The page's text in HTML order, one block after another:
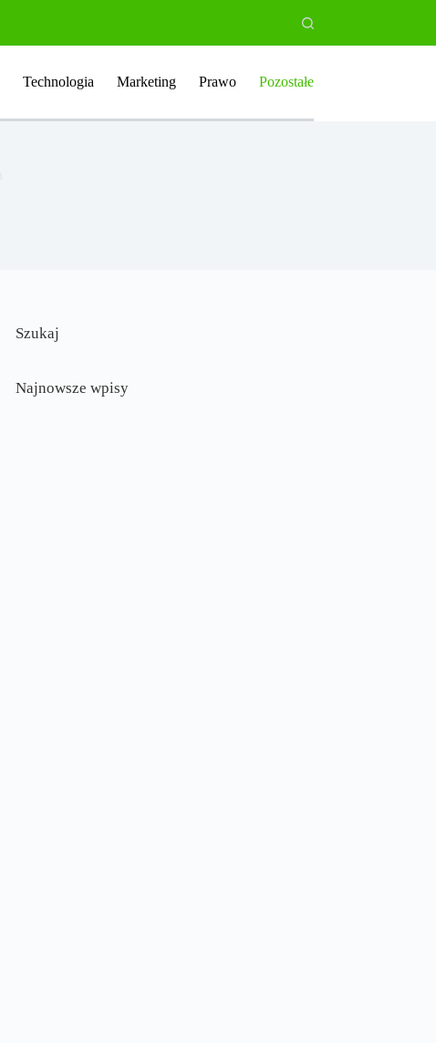
Technologia Marketing Prawo Pozostałe
Szukaj
Najnowsze wpisy